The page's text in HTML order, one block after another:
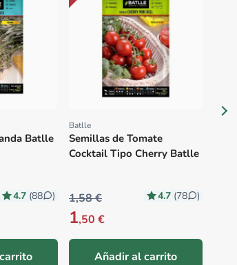
Batlle
4.7 (88 )
Proveedor:
Batlle
Semillas de Tomate
Cocktail Tipo Cherry Batlle
4.7 (78 )
1,58 €
1,50 €
Añadir al carrito